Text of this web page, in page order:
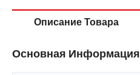
Описание Товара
Основная Информация